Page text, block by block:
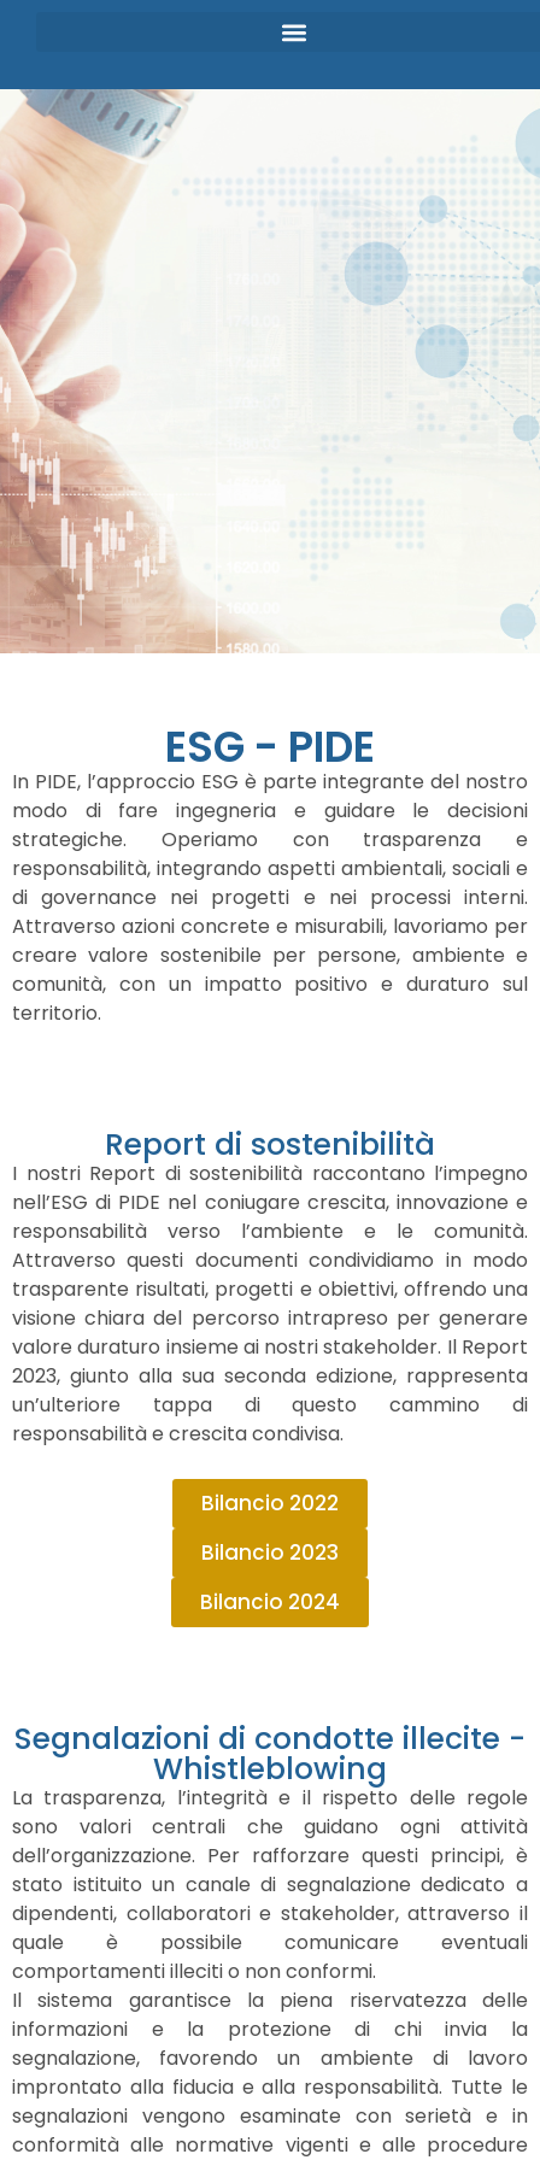
ESG - PIDE
In PIDE, l’approccio ESG è parte integrante del nostro
modo di fare ingegneria e guidare le decisioni
strategiche. Operiamo con trasparenza e
responsabilità, integrando aspetti ambientali, sociali e
di governance nei progetti e nei processi interni.
Attraverso azioni concrete e misurabili, lavoriamo per
creare valore sostenibile per persone, ambiente e
comunità, con un impatto positivo e duraturo sul
territorio.
Report di sostenibilità
I nostri Report di sostenibilità raccontano l’impegno
nell’ESG di PIDE nel coniugare crescita, innovazione e
responsabilità verso l’ambiente e le comunità.
Attraverso questi documenti condividiamo in modo
trasparente risultati, progetti e obiettivi, offrendo una
visione chiara del percorso intrapreso per generare
valore duraturo insieme ai nostri stakeholder. Il Report
2023, giunto alla sua seconda edizione, rappresenta
un’ulteriore tappa di questo cammino di
responsabilità e crescita condivisa.
Bilancio 2022
Bilancio 2023
Bilancio 2024
Segnalazioni di condotte illecite -
Whistleblowing
La trasparenza, l’integrità e il rispetto delle regole
sono valori centrali che guidano ogni attività
dell’organizzazione. Per rafforzare questi principi, è
stato istituito un canale di segnalazione dedicato a
dipendenti, collaboratori e stakeholder, attraverso il
quale è possibile comunicare eventuali
comportamenti illeciti o non conformi.
Il sistema garantisce la piena riservatezza delle
informazioni e la protezione di chi invia la
segnalazione, favorendo un ambiente di lavoro
improntato alla fiducia e alla responsabilità. Tutte le
segnalazioni vengono esaminate con serietà e in
conformità alle normative vigenti e alle procedure